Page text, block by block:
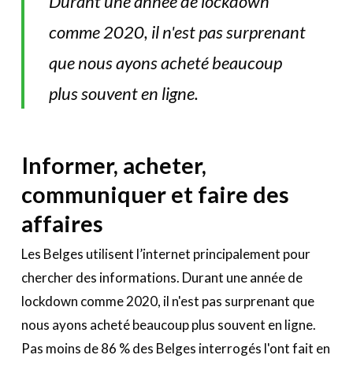
comme 2020, il n'est pas surprenant
que nous ayons acheté beaucoup
plus souvent en ligne.
Informer, acheter,
communiquer et faire des
affaires
Les Belges utilisent l’internet principalement pour
chercher des informations. Durant une année de
lockdown comme 2020, il n'est pas surprenant que
nous ayons acheté beaucoup plus souvent en ligne.
Pas moins de 86 % des Belges interrogés l'ont fait en